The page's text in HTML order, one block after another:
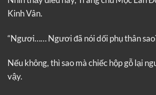
Kinh Vân.
“Ngươi…… Ngươi đã nói dối phụ thân
Nếu không, thì sao mà chiếc hộp gỗ lại
vậy.